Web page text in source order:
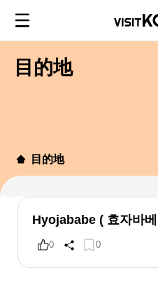
目的地
目的地
Hyojababe ( 효자바
0 0